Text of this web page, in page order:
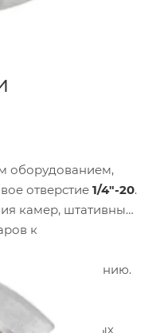
оборудованием,
отверстие 1/4"-20.
камер, штативных
к
оборудованию.
для замены
сборке сложных